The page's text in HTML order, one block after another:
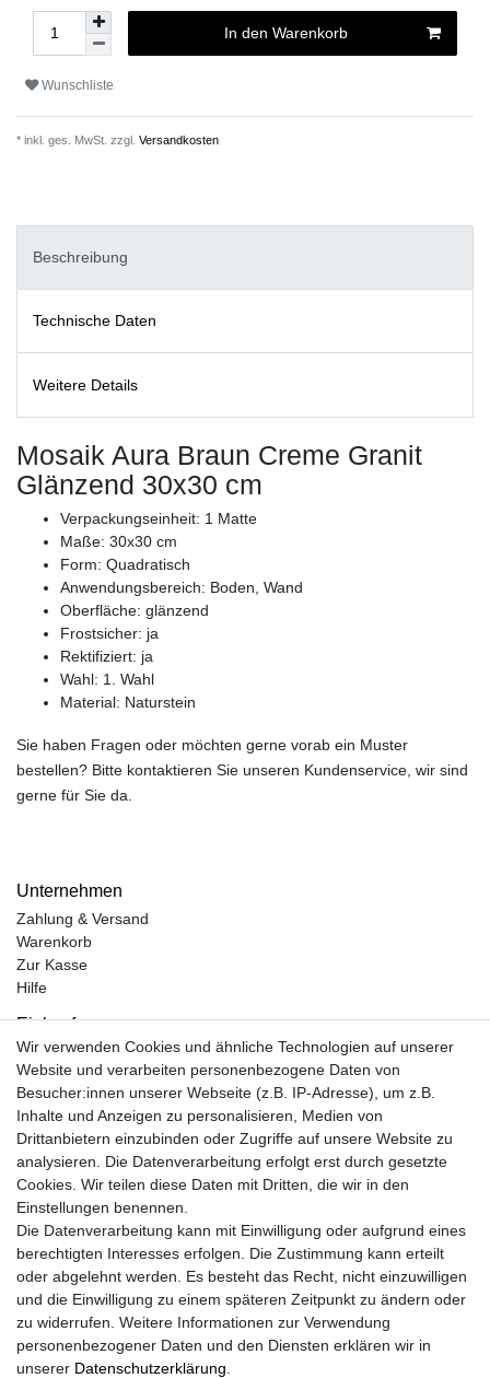
In den Warenkorb
Wunschliste
* inkl. ges. MwSt. zzgl. Versandkosten
Beschreibung
Technische Daten
Weitere Details
Mosaik Aura Braun Creme Granit
Glänzend 30x30 cm
Verpackungseinheit: 1 Matte
Maße: 30x30 cm
Form: Quadratisch
Anwendungsbereich: Boden, Wand
Oberfläche: glänzend
Frostsicher: ja
Rektifiziert: ja
Wahl: 1. Wahl
Material: Naturstein
Sie haben Fragen oder möchten gerne vorab ein Muster
bestellen? Bitte kontaktieren Sie unseren Kundenservice, wir sind
gerne für Sie da.
Unternehmen
Zahlung & Versand
Warenkorb
Zur Kasse
Hilfe
Einkaufen
Kontakt
Unsere Öffnungszeiten
Facebook
Instagram
Mein Konto
Registrieren
Login
Unsere Shop´s
Fliesenmarkt Ochtrup
Fliesenmarkt Borken
Fliesenmarkt Bocholt
Wir verwenden Cookies und ähnliche Technologien auf unserer
Website und verarbeiten personenbezogene Daten von
Besucher:innen unserer Webseite (z.B. IP-Adresse), um z.B.
Inhalte und Anzeigen zu personalisieren, Medien von
Drittanbietern einzubinden oder Zugriffe auf unsere Website zu
analysieren. Die Datenverarbeitung erfolgt erst durch gesetzte
Cookies. Wir teilen diese Daten mit Dritten, die wir in den
Einstellungen benennen.
Die Datenverarbeitung kann mit Einwilligung oder aufgrund eines
berechtigten Interesses erfolgen. Die Zustimmung kann erteilt
oder abgelehnt werden. Es besteht das Recht, nicht einzuwilligen
und die Einwilligung zu einem späteren Zeitpunkt zu ändern oder
zu widerrufen. Weitere Informationen zur Verwendung
personenbezogener Daten und den Diensten erklären wir in
unserer Daten­schutz­erklärung